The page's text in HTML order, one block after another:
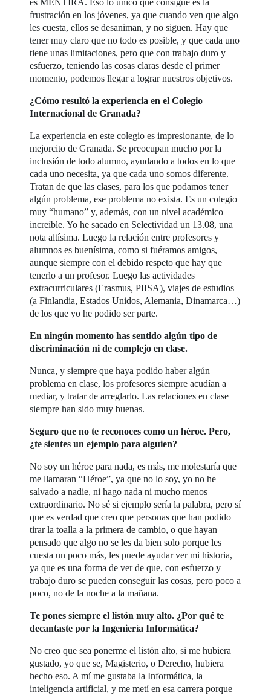
es MENTIRA. Eso lo único que consigue es la
frustración en los jóvenes, ya que cuando ven que algo
les cuesta, ellos se desaniman, y no siguen. Hay que
tener muy claro que no todo es posible, y que cada uno
tiene unas limitaciones, pero que con trabajo duro y
esfuerzo, teniendo las cosas claras desde el primer
momento, podemos llegar a lograr nuestros objetivos.
¿Cómo resultó la experiencia en el Colegio
Internacional de Granada?
La experiencia en este colegio es impresionante, de lo
mejorcito de Granada. Se preocupan mucho por la
inclusión de todo alumno, ayudando a todos en lo que
cada uno necesita, ya que cada uno somos diferente.
Tratan de que las clases, para los que podamos tener
algún problema, ese problema no exista. Es un colegio
muy “humano” y, además, con un nivel académico
increíble. Yo he sacado en Selectividad un 13.08, una
nota altísima. Luego la relación entre profesores y
alumnos es buenísima, como si fuéramos amigos,
aunque siempre con el debido respeto que hay que
tenerlo a un profesor. Luego las actividades
extracurriculares (Erasmus, PIISA), viajes de estudios
(a Finlandia, Estados Unidos, Alemania, Dinamarca…)
de los que yo he podido ser parte.
En ningún momento has sentido algún tipo de
discriminación ni de complejo en clase.
Nunca, y siempre que haya podido haber algún
problema en clase, los profesores siempre acudían a
mediar, y tratar de arreglarlo. Las relaciones en clase
siempre han sido muy buenas.
Seguro que no te reconoces como un héroe. Pero,
¿te sientes un ejemplo para alguien?
No soy un héroe para nada, es más, me molestaría que
me llamaran “Héroe”, ya que no lo soy, yo no he
salvado a nadie, ni hago nada ni mucho menos
extraordinario. No sé si ejemplo sería la palabra, pero sí
que es verdad que creo que personas que han podido
tirar la toalla a la primera de cambio, o que hayan
pensado que algo no se les da bien solo porque les
cuesta un poco más, les puede ayudar ver mi historia,
ya que es una forma de ver de que, con esfuerzo y
trabajo duro se pueden conseguir las cosas, pero poco a
poco, no de la noche a la mañana.
Te pones siempre el listón muy alto. ¿Por qué te
decantaste por la Ingeniería Informática?
No creo que sea ponerme el listón alto, si me hubiera
gustado, yo que se, Magisterio, o Derecho, hubiera
hecho eso. A mí me gustaba la Informática, la
inteligencia artificial, y me metí en esa carrera porque